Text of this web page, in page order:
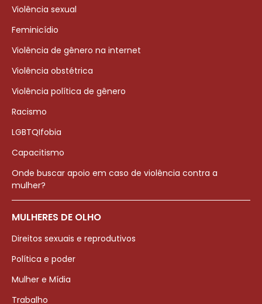
Violência sexual
Feminicídio
Violência de gênero na internet
Violência obstétrica
Violência política de gênero
Racismo
LGBTQIfobia
Capacitismo
Onde buscar apoio em caso de violência contra a
mulher?
MULHERES DE OLHO
Direitos sexuais e reprodutivos
Política e poder
Mulher e Mídia
Trabalho